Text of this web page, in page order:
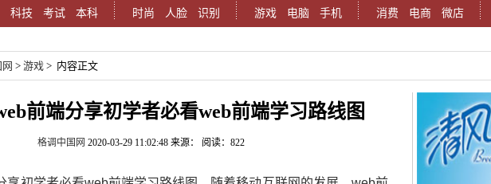
科技
考试 本科
时尚
人脸 识别
游戏
电脑 手机
消费
电商 微店
> 游戏 > 内容正文
前端分享初学者必看web前端学习路线图
格调中国网 2020-03-29 11:02:48 来源： 阅读：822